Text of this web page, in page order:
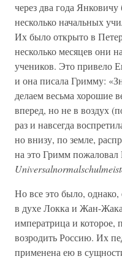
через два года
несколько начальных
Их было открыто в
несколько месяцев они
учеников. Это привело
и она писала Гримму:
делаем весьма хорошие
вперед, но не в воздух
раз и навсегда
но внизу, по земле,
на это Гримм пожаловал
Но все это было, однако,
в духе Локка и Жан-
императрица и
возродить Россию. Их
применена ею в